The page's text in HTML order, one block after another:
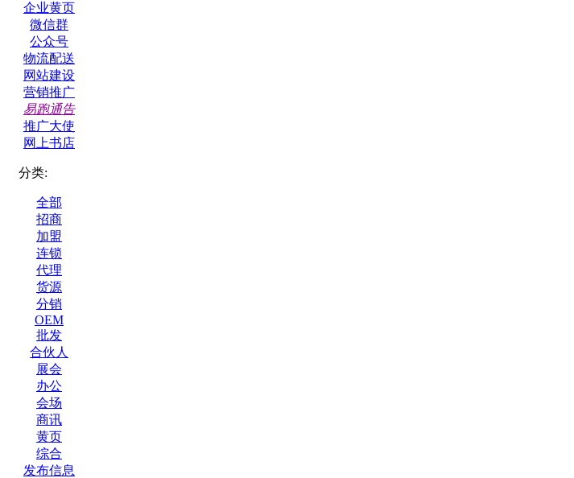
企业黄页
微信群
公众号
物流配送
网站建设
营销推广
易跑通告
推广大使
网上书店
分类:
全部
招商
加盟
连锁
代理
货源
分销
OEM
批发
合伙人
展会
办公
会场
商讯
黄页
综合
发布信息